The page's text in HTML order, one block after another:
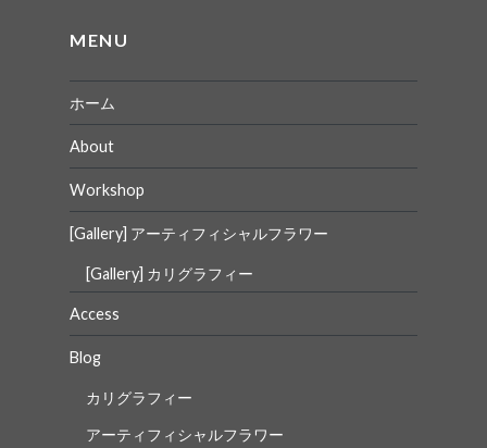
MENU
ホーム
About
Workshop
[Gallery] アーティフィシャルフラワー
[Gallery] カリグラフィー
Access
Blog
カリグラフィー
アーティフィシャルフラワー